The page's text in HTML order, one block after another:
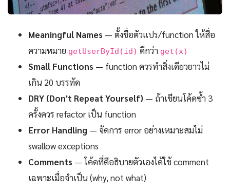
Meaningful Names — ตั้งชื่อตัวแปร/function ให้สื่อ
ความหมาย getUserById(id) ดีกว่า get(x)
Small Functions — function ควรทำสิ่งเดียวยาวไม่
เกิน 20 บรรทัด
DRY (Don't Repeat Yourself) — ถ้าเขียนโค้ดซ้ำ 3
ครั้งควร refactor เป็น function
Error Handling — จัดการ error อย่างเหมาะสมไม่
swallow exceptions
Comments — โค้ดที่ดีอธิบายตัวเองได้ใช้ comment
เฉพาะเมื่อจำเป็น (why, not what)